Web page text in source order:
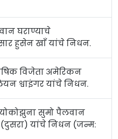
घराण्याचे
हुसेन खाँ यांचे निधन.
विजेता अमेरिकन
श्वाइंगर यांचे निधन.
सुमो पैलवान
यांचे निधन (जन्म: